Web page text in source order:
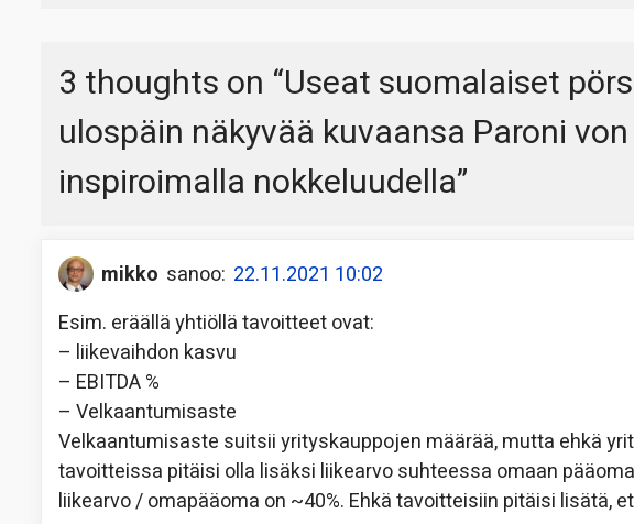
3 thoughts on “Useat suomalaiset
ulospäin näkyvää kuvaansa Paroni
inspiroimalla nokkeluudella”
mikko sanoo: 22.11.2021 10:02
Esim. eräällä yhtiöllä tavoitteet ovat:
– liikevaihdon kasvu
– EBITDA %
– Velkaantumisaste
Velkaantumisaste suitsii yrityskauppojen määrää, mutta ehkä
tavoitteissa pitäisi olla lisäksi liikearvo suhteessa omaan
liikearvo / omapääoma on ~40%. Ehkä tavoitteisiin pitäisi lisätä,